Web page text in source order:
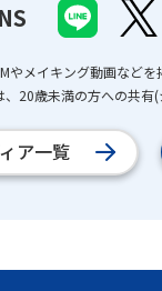
メイキング動画などを
20歳未満の方への共有(
ア一覧